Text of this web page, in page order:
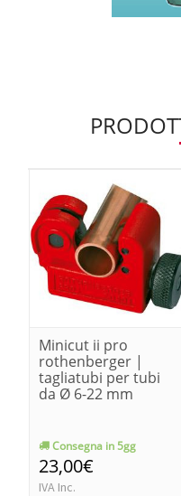
Minicut ii pro
rothenberger |
tagliatubi per tubi
da Ø 6-22 mm
Consegna in 5gg
23,00€
IVA Inc.